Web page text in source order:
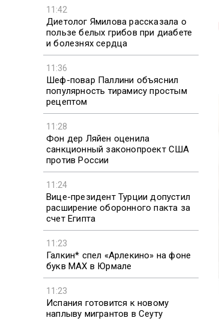
11:42
Диетолог Ямилова рассказала о
пользе белых грибов при диабете
и болезнях сердца
11:36
Шеф-повар Паллини объяснил
популярность тирамису простым
рецептом
11:28
Фон дер Ляйен оценила
санкционный законопроект США
против России
11:24
Вице-президент Турции допустил
расширение оборонного пакта за
счет Египта
11:23
Галкин* спел «Арлекино» на фоне
букв MAX в Юрмале
11:23
Испания готовится к новому
наплыву мигрантов в Сеуту